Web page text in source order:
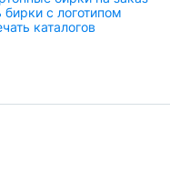
бирки с логотипом
каталогов